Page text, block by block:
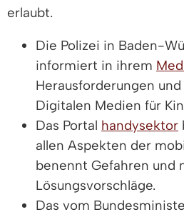
erlaubt.
Die Polizei in Baden-
informiert in ihrem
Herausforderungen
Digitalen Medien für
Das Portal handysektor
allen Aspekten der
benennt Gefahren und
Lösungsvorschläge.
Das vom